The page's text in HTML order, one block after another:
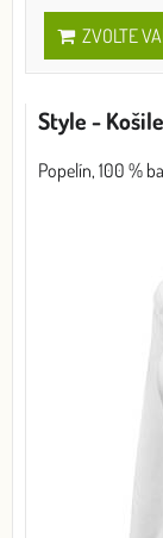
ZVOLTE
Style -
Popelín, 100 %